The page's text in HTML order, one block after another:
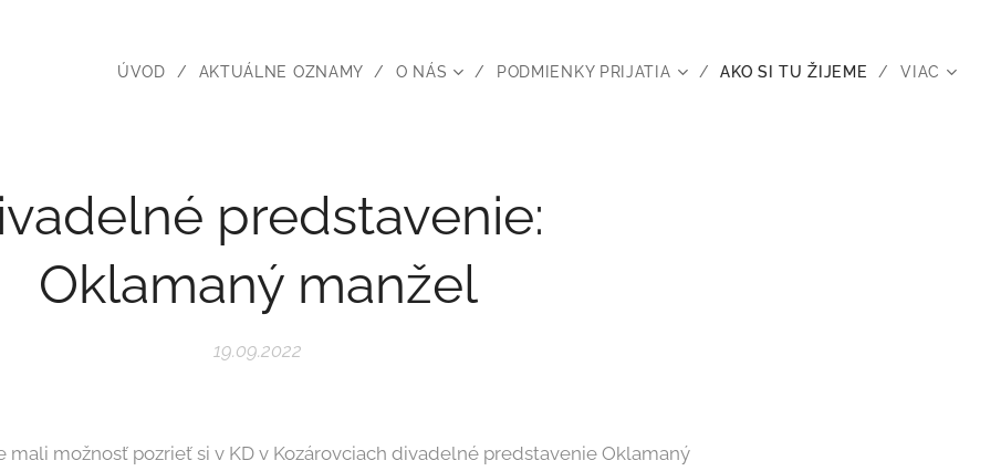
ÚVOD AKTUÁLNE OZNAMY O NÁS PODMIENKY PRIJATIA AKO SI TU ŽIJEME VIAC
predstavenie:
Oklamaný manžel
19.09.2022
mali možnosť pozrieť si v KD v Kozárovciach divadelné predstavenie Oklamaný